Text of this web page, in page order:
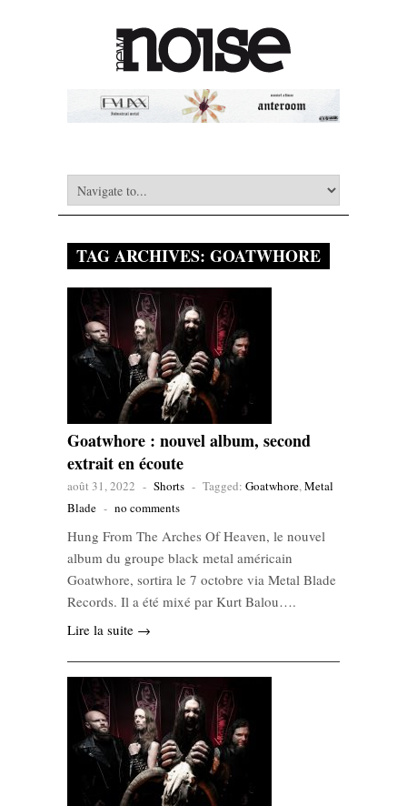
TAG ARCHIVES: GOATWHORE
Goatwhore : nouvel album, second
extrait en écoute
août 31, 2022 - Shorts - Tagged: Goatwhore,Metal
Blade - no comments
Hung From The Arches Of Heaven, le nouvel
album du groupe black metal américain
Goatwhore, sortira le 7 octobre via Metal Blade
Records. Il a été mixé par Kurt Balou….
Lire la suite →